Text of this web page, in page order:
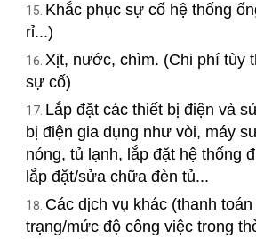
Khắc phục sự cố hệ thống
rỉ...)
Xịt, nước, chìm. (Chi phí tùy
sự cố)
Lắp đặt các thiết bị điện và
bị điện gia dụng như vòi, máy
nóng, tủ lạnh, lắp đặt hệ thống
lắp đặt/sửa chữa đèn tủ...
Các dịch vụ khác (thanh
trạng/mức độ công việc trong